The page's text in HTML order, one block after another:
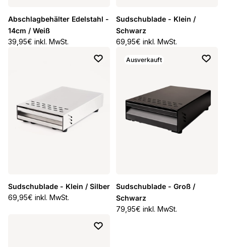
Abschlagbehälter Edelstahl -
14cm / Weiß
Normaler Preis
39,95€ inkl. MwSt.
Sudschublade - Klein /
Schwarz
Normaler Preis
69,95€ inkl. MwSt.
Sudschublade - Klein / Silber
Normaler Preis
69,95€ inkl. MwSt.
Ausverkauft
Sudschublade - Groß /
Schwarz
Normaler Preis
79,95€ inkl. MwSt.